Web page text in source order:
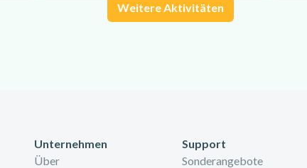
Weitere Aktivitäten
Unternehmen
Über
Support
Sonderangebote